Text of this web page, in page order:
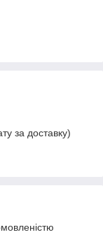
за доставку)